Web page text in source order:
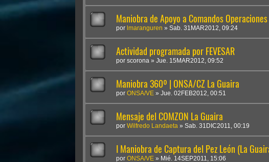
Maniobra de Apoyo a Comandos
por lmaranguren » Sab. 31MAR2012, 09:24
Actividad programada por FEVESAR
por scorona » Jue. 15MAR2012, 09:52
Maniobra 360º | ONSA/CZ La Guaira
por ONSA/VE » Jue. 02FEB2012, 00:51
Mensaje del COMZON La Guaira
por Wilfredo Landaeta » Sab. 31DIC2011, 00:19
I Maniobra de Captura del Pez León (La
por ONSA/VE » Mié. 14SEP2011, 15:06